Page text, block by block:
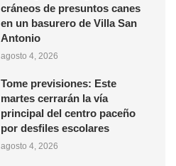
cráneos de presuntos canes
en un basurero de Villa San
Antonio
agosto 4, 2026
Tome previsiones: Este
martes cerrarán la vía
principal del centro paceño
por desfiles escolares
agosto 4, 2026